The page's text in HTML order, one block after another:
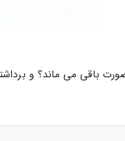
باقی می ماند؟ و